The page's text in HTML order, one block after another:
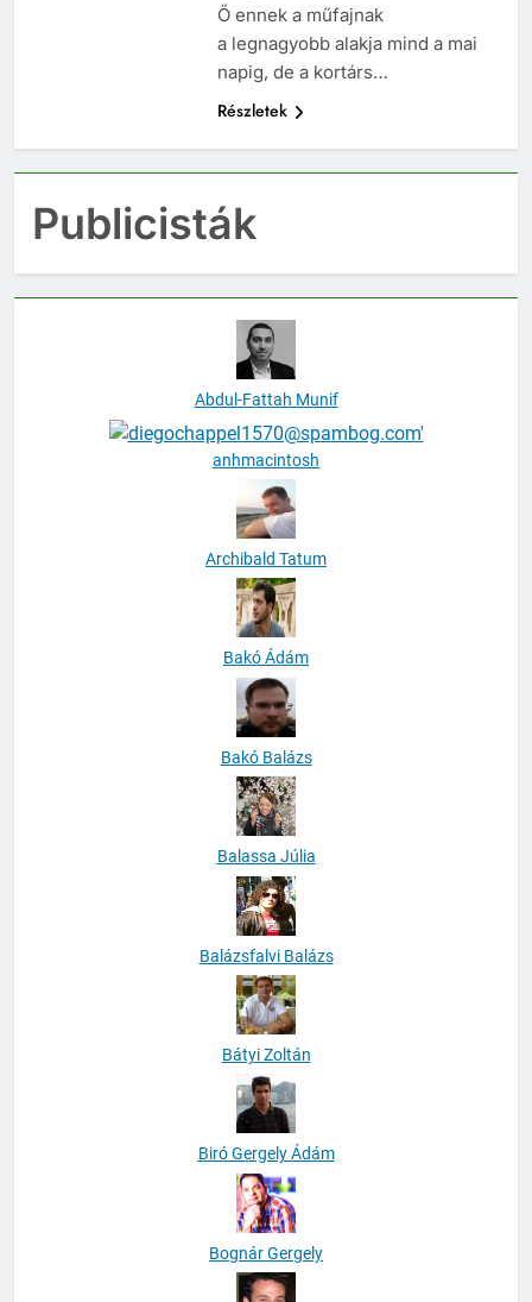
Ő ennek a műfajnak
a legnagyobb alakja mind a mai
napig, de a kortárs…
Részletek
Publicisták
Abdul-Fattah Munif
anhmacintosh
Archibald Tatum
Bakó Ádám
Bakó Balázs
Balassa Júlia
Balázsfalvi Balázs
Bátyi Zoltán
Biró Gergely Ádám
Bognár Gergely